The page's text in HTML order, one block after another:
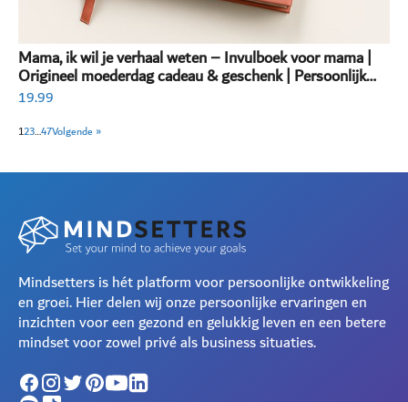
Mama, ik wil je verhaal weten – Invulboek voor mama |
Origineel moederdag cadeau & geschenk | Persoonlijk
invulboek volwassenen
19.99
123…47Volgende »
Mindsetters is hét platform voor persoonlijke ontwikkeling
en groei. Hier delen wij onze persoonlijke ervaringen en
inzichten voor een gezond en gelukkig leven en een betere
mindset voor zowel privé als business situaties.